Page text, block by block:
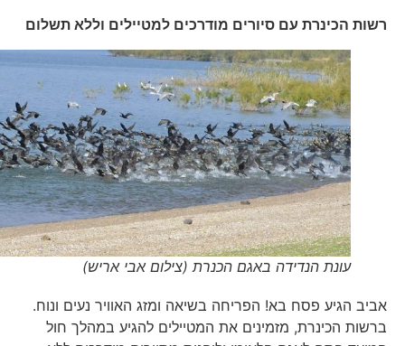
רשות הכינרת עם סיורים מודרכים למטיילים וללא תשלום
עונת הנדידה באגם הכנרת (צילום אבי אריש)
אביב הגיע פסח בא! הפריחה בשיאה ומזג האוויר נעים ונוח.
ברשות הכינרת, מזמינים את המטיילים להגיע במהלך חול